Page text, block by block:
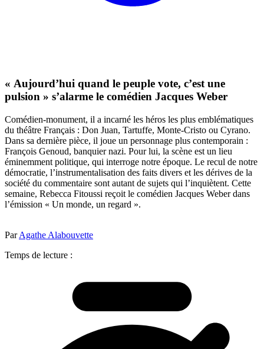
« Aujourd’hui quand le peuple vote, c’est une
pulsion » s’alarme le comédien Jacques Weber
Comédien-monument, il a incarné les héros les plus emblématiques
du théâtre Français : Don Juan, Tartuffe, Monte-Cristo ou Cyrano.
Dans sa dernière pièce, il joue un personnage plus contemporain :
François Genoud, banquier nazi. Pour lui, la scène est un lieu
éminemment politique, qui interroge notre époque. Le recul de notre
démocratie, l’instrumentalisation des faits divers et les dérives de la
société du commentaire sont autant de sujets qui l’inquiètent. Cette
semaine, Rebecca Fitoussi reçoit le comédien Jacques Weber dans
l’émission « Un monde, un regard ».
ParAgathe Alabouvette
Temps de lecture :